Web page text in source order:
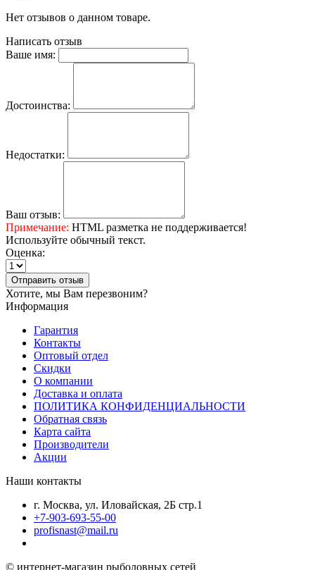
Нет отзывов о данном товаре.
Написать отзыв
Ваше имя:
Достоинства:
Недостатки:
Ваш отзыв:
Примечание: HTML разметка не поддерживается!
Используйте обычный текст.
Оценка:
Отправить отзыв
Хотите, мы Вам перезвоним?
Информация
Гарантия
Контакты
Оптовый отдел
Скидки
О компании
Доставка и оплата
ПОЛИТИКА КОНФИДЕНЦИАЛЬНОСТИ
Обратная связь
Карта сайта
Производители
Акции
Наши контакты
г. Москва, ул. Иловайская, 2Б стр.1
+7-903-693-55-00
profisnast@mail.ru
© интернет-магазин рыболовных сетей